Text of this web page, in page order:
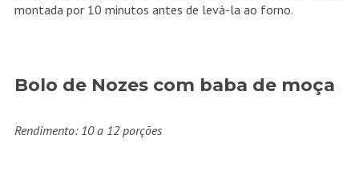
montada por 10 minutos antes de levá-la ao forno.
Bolo de Nozes com baba de moça
Rendimento: 10 a 12 porções